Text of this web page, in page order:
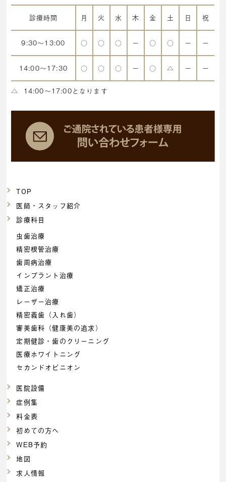
診療時間 月 火 水 木 金 土 日 祝
9:30～13:00 ○ ○ ○ ー ○ ○ ー ー
14:00～17:30 ○ ○ ○ ー ○ △ ー ー
△ 14:00～17:00となります
TOP
医師・スタッフ紹介
診療科目
虫歯治療
精密根管治療
歯周病治療
インプラント治療
矯正治療
レーザー治療
精密義歯（入れ歯）
審美歯科（健康美の追求）
定期健診・歯のクリーニング
医療ホワイトニング
セカンドオピニオン
医院設備
症例集
料金表
初めての方へ
WEB予約
地図
求人情報